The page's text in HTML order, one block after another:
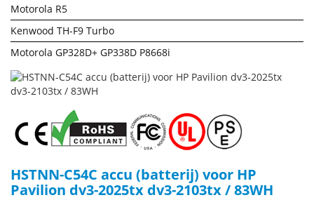
Motorola R5
Kenwood TH-F9 Turbo
Motorola GP328D+ GP338D P8668i
HSTNN-C54C accu (batterij) voor HP
Pavilion dv3-2025tx dv3-2103tx / 83WH